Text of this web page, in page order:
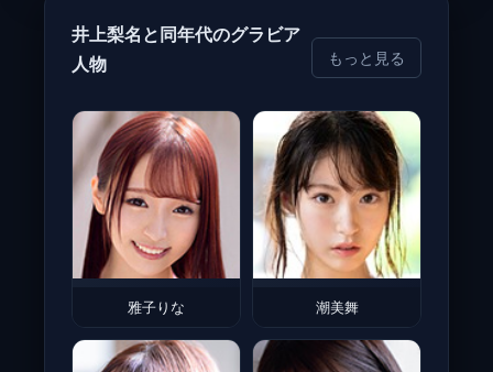
井上梨名と同年代のグラビア
人物
もっと見る
雅子りな 潮美舞